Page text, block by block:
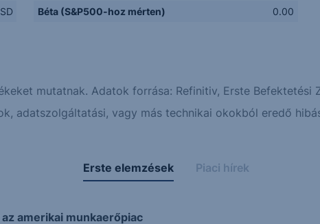
Béta (S&P500-hoz mérten)
0.00
mutatnak. Adatok forrása: Refinitiv, Erste Befektetési
adatszolgáltatási, vagy más technikai okokból eredő
Erste elemzések Piaci hírek
amerikai munkaerőpiac